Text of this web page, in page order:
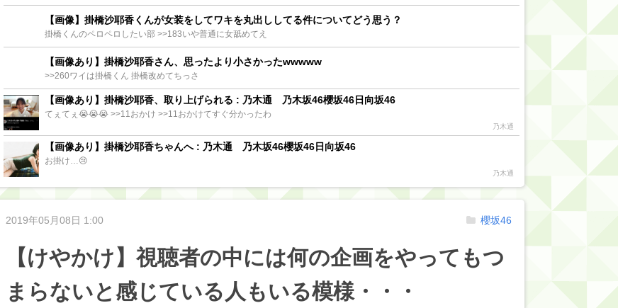
【画像】掛橋沙耶香くんが女装をしてワキを丸出ししてる件についてどう思う？
掛橋くんのペロペロしたい部 >>183いや普通に女舐めてえ
【画像あり】掛橋沙耶香さん、思ったより小さかったwwwww
>>260ワイは掛橋くん 掛橋改めてちっさ
【画像あり】掛橋沙耶香、取り上げられる : 乃木通 乃木坂46櫻坂46日向坂46
てぇてぇ😭😭😭 >>11おかけ >>11おかけてすぐ分かったわ
乃木通
【画像あり】掛橋沙耶香ちゃんへ : 乃木通 乃木坂46櫻坂46日向坂46
お掛け…😢
乃木通
2019年05月08日 1:00
【けやかけ】視聴者の中には何の企画をやってもつ
まらないと感じている人もいる模様・・・
櫻坂46